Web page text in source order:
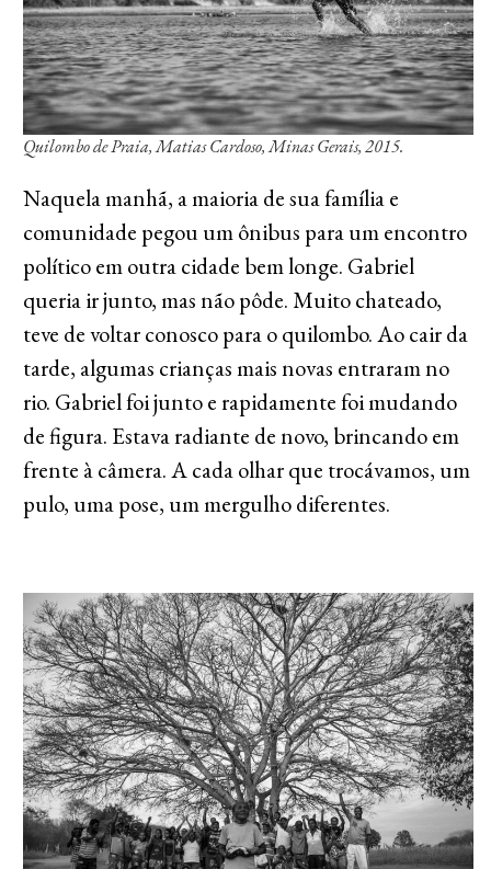
Quilombo de Praia, Matias Cardoso, Minas Gerais, 2015.
Naquela manhã, a maioria de sua família e
comunidade pegou um ônibus para um encontro
político em outra cidade bem longe. Gabriel
queria ir junto, mas não pôde. Muito chateado,
teve de voltar conosco para o quilombo. Ao cair da
tarde, algumas crianças mais novas entraram no
rio. Gabriel foi junto e rapidamente foi mudando
de figura. Estava radiante de novo, brincando em
frente à câmera. A cada olhar que trocávamos, um
pulo, uma pose, um mergulho diferentes.